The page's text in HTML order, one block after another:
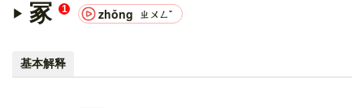
冢 1 zhǒng ㄓㄨㄥˇ
基本解释